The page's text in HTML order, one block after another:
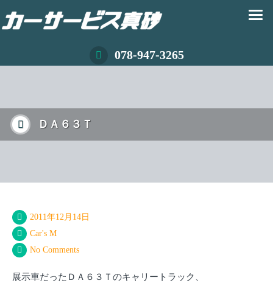
078-947-3265
ＤＡ６３Ｔ
2011年12月14日
Car's M
No Comments
展示車だったＤＡ６３Ｔのキャリートラック、